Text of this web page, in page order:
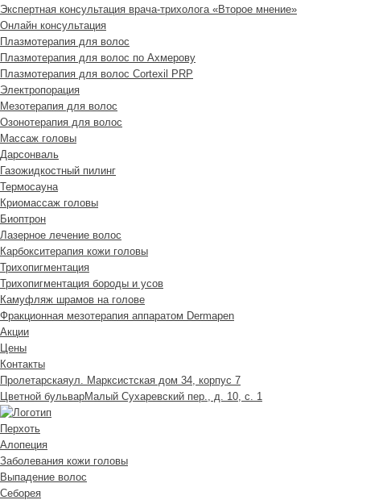
Экспертная консультация врача-трихолога «Второе мнение»
Онлайн консультация
Плазмотерапия для волос
Плазмотерапия для волос по Ахмерову
Плазмотерапия для волос Cortexil PRP
Электропорация
Мезотерапия для волос
Озонотерапия для волос
Массаж головы
Дарсонваль
Газожидкостный пилинг
Термосауна
Криомассаж головы
Биоптрон
Лазерное лечение волос
Карбокситерапия кожи головы
Трихопигментация
Трихопигментация бороды и усов
Камуфляж шрамов на голове
Фракционная мезотерапия аппаратом Dermapen
Акции
Цены
Контакты
Пролетарскаяул. Марксистская дом 34, корпус 7
Цветной бульварМалый Сухаревский пер., д. 10, с. 1
Перхоть
Алопеция
Заболевания кожи головы
Выпадение волос
Cеборея